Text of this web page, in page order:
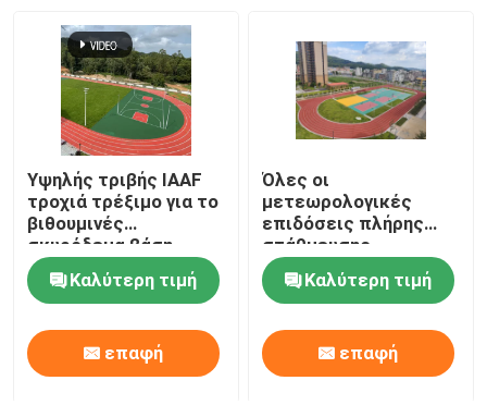
Υψηλής τριβής IAAF
τροχιά τρέξιμο για το
βιθουμινές
σκυρόδεμα βάση
ελεύθερο δείγμα
Καλύτερη τιμή
επαφή
Όλες οι
μετεωρολογικές
επιδόσεις πλήρης
στάθμευσης
πλαστικού
πολυουρεθάνου με
υψηλή τριβή
Καλύτερη τιμή
επαφή